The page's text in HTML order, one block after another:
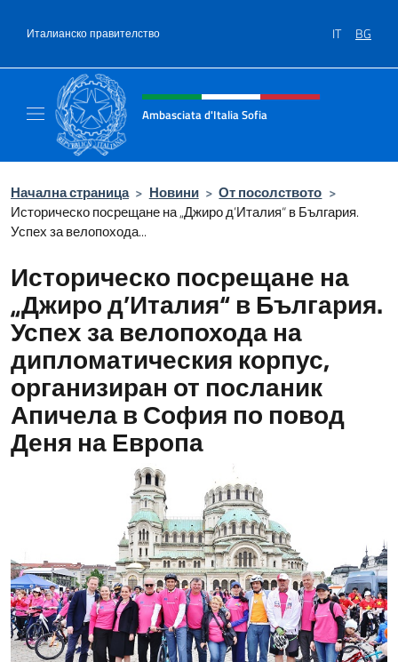
Италианско правителство IT BG
Intestazione sito, social e menù
Ambasciata d'Italia Sofia
Начална страница > Новини > От посолството >
Историческо посрещане на „Джиро д’Италия“ в България.
Успех за велопохода...
Историческо посрещане на
„Джиро д’Италия“ в България.
Успех за велопохода на
дипломатическия корпус,
организиран от посланик
Апичела в София по повод
Деня на Европа